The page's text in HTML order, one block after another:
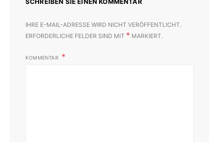
IHRE E-MAIL-ADRESSE WIRD NICHT VERÖFFENTLICHT.
ERFORDERLICHE FELDER SIND MIT * MARKIERT.
KOMMENTAR